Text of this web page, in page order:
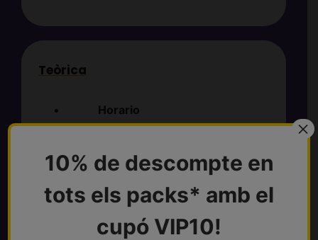
Teòrica
Horario
Variable 3h/día durante 7 días
2 semanas
Lloc
10% de descompte en
tots els packs* amb el
cupó VIP10!
×